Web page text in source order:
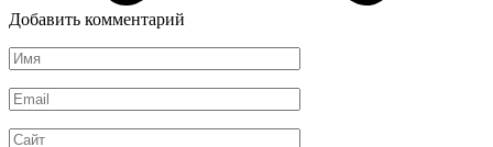
Добавить комментарий
Имя
*
Email
*
Сайт